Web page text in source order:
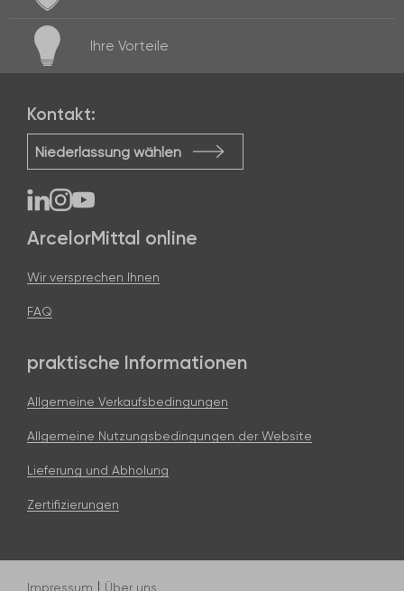
Ihre Vorteile
ArcelorMittal online
Wir versprechen Ihnen
FAQ
praktische Informationen
Allgemeine Verkaufsbedingungen
Allgemeine Nutzungsbedingungen der Website
Lieferung und Abholung
Zertifizierungen
Kontakt:
Niederlassung wählen
Impressum Über uns